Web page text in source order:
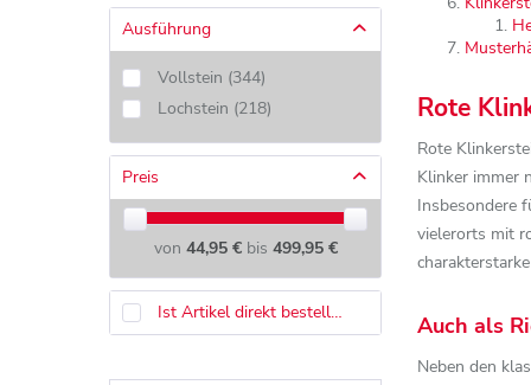
Ausführung
Vollstein (344)
Lochstein (218)
Preis
von 44,95 € bis 499,95 €
Ist Artikel direkt bestellbar?
Rote
Rote
Klinker immer
Insbesondere
vielerorts mit
Auch als
Neben den